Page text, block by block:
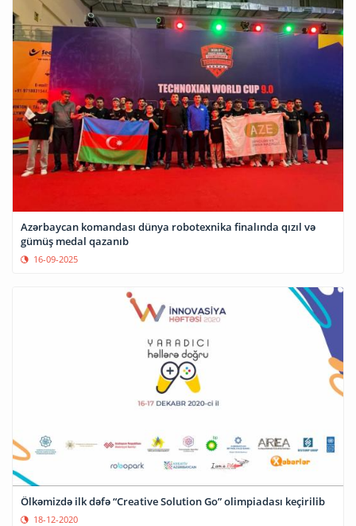
Azərbaycan komandası dünya robotexnika finalında qızıl və
gümüş medal qazanıb
16-09-2025
Ölkəmizdə ilk dəfə “Creative Solution Go” olimpiadası keçirilib
18-12-2020